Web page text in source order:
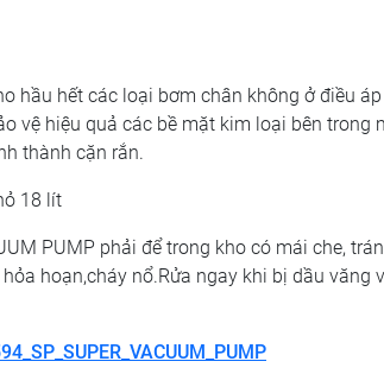
hầu hết các loại bơm chân không ở điều
vệ hiệu quả các bề mặt kim loại bên trong
thành cặn rắn.
18 lít
PUMP phải để trong kho có mái che,
hoạn,cháy nổ.Rửa ngay khi bị dầu văng